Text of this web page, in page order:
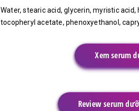
Water, stearic acid, glycerin, myristic
tocopheryl acetate, phenoxyethanol,
Xem serum
Review serum